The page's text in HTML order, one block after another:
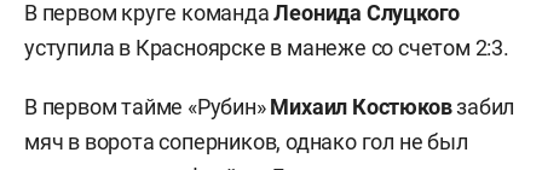
В первом круге командаЛеонида Слуцкого
уступила в Красноярске в манеже со счетом 2:3.
В первом тайме «Рубин»Михаил Костюковзабил
мяч в ворота соперников, однако гол не был